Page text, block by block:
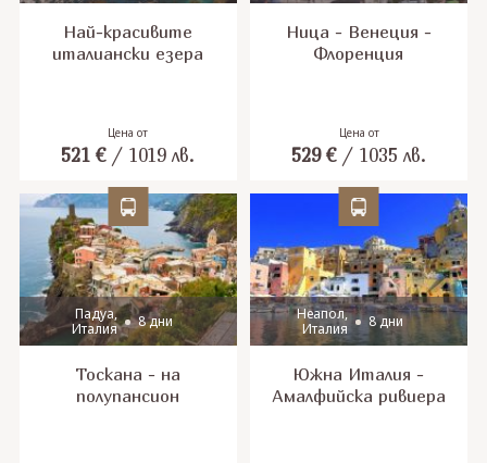
Най-красивите
италиански езера
Цена от
521 €/ 1019 лв.
Ница - Венеция -
Флоренция
Цена от
529 €/ 1035 лв.
Падуа,
Италия
8 дни
Тоскана - на
полупансион
Неапол,
Италия
8 дни
Южна Италия -
Амалфийска ривиера